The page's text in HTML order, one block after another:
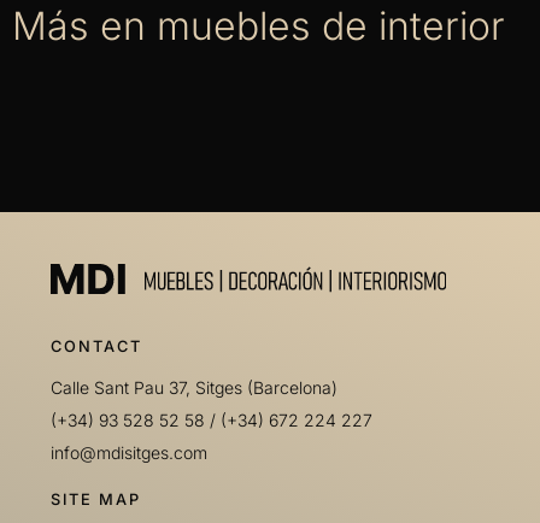
Más en muebles de interior
CONTACT
Calle Sant Pau 37, Sitges (Barcelona)
(+34) 93 528 52 58 / (+34) 672 224 227
info@mdisitges.com
SITE MAP